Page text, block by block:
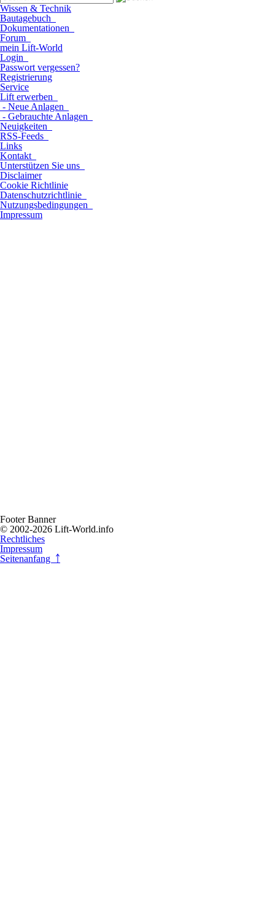
Wissen & Technik
Bautagebuch
Dokumentationen
Forum
mein Lift-World
Login
Passwort vergessen?
Registrierung
Service
Lift erwerben
- Neue Anlagen
- Gebrauchte Anlagen
Neuigkeiten
RSS-Feeds
Links
Kontakt
Unterstützen Sie uns
Disclaimer
Cookie Richtlinie
Datenschutzrichtlinie
Nutzungsbedingungen
Impressum
Footer Banner
© 2002-2026 Lift-World.info
Rechtliches
Impressum
Seitenanfang ￪